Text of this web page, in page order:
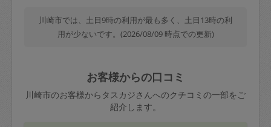
川崎市では、土日9時の利用が最も多く、土日13時の利
用が少ないです。(2026/08/09 時点での更新)
お客様からの口コミ
川崎市のお客様からタスカジさんへのクチコミの一部をご
紹介します。